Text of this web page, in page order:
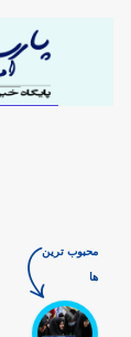
محبوب ترین
ها